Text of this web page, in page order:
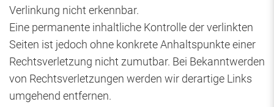
Verlinkung nicht erkennbar.
Eine permanente inhaltliche Kontrolle der verlinkten
Seiten ist jedoch ohne konkrete Anhaltspunkte einer
Rechtsverletzung nicht zumutbar. Bei Bekanntwerden
von Rechtsverletzungen werden wir derartige Links
umgehend entfernen.